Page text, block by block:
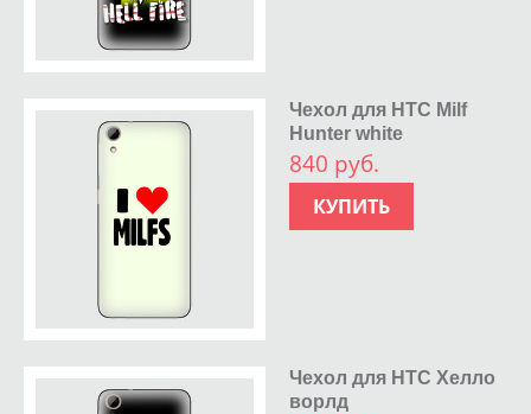
Чехол для HTC Milf
Hunter white
840 руб.
КУПИТЬ
Чехол для HTC Хелло
ворлд